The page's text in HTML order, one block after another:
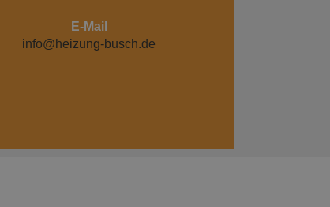
E-Mail
info@heizung-busch.de